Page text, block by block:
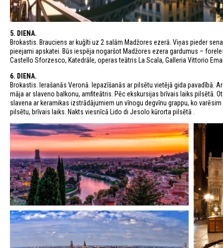
5. DIENA.
Brokastis. Brauciens ar kuģīti uz 2 salām Madžores ezerā. Viņas pieder
pieejami apskatei. Būs iespēja nogaršot Madžores ezera gardumus –
Castello Sforzesco, Katedrāle, operas teātris La Scala, Galleria Vittorio
6. DIENA.
Brokastis. Ierašanās Veronā. Iepazīšanās ar pilsētu vietējā gida pavadībā.
māja ar slaveno balkonu, amfiteātris. Pēc ekskursijas brīvais laiks pilsētā.
slavena ar keramikas izstrādājumiem un vīnogu degvīnu grappu, ko
pilsētu, brīvais laiks. Nakts viesnīcā Lido di Jesolo kūrorta pilsētā .